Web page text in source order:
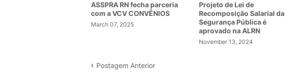
ASSPRA RN fecha parceria
com a VCV CONVÊNIOS
March 07, 2025
Projeto de Lei de
Recomposição Salarial da
Segurança Pública é
aprovado na ALRN
November 13, 2024
Postagem Anterior